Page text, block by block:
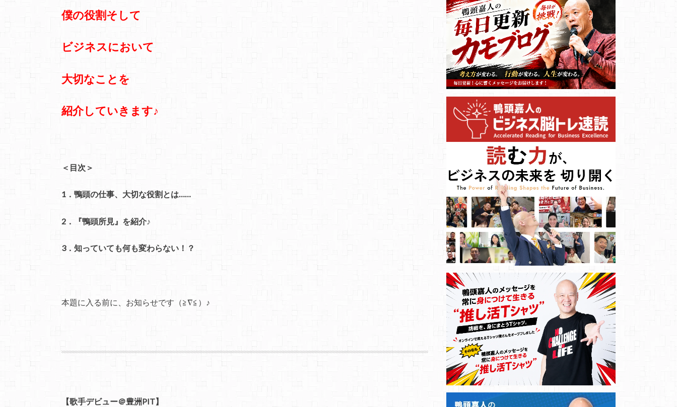
僕の役割そして
ビジネスにおいて
大切なことを
紹介していきます♪
＜目次＞
1．鴨頭の仕事、大切な役割とは……
2．『鴨頭所見』を紹介♪
3．知っていても何も変わらない！？
本題に入る前に、お知らせです（≧∇≦）♪
【歌手デビュー＠豊洲PIT】